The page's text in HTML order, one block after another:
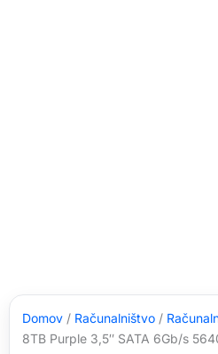
Domov / Računalništvo /
8TB Purple 3,5″ SATA 6Gb/s